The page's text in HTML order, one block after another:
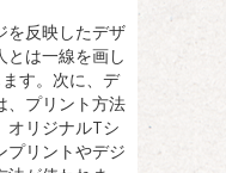
を反映したデザ
とは一線を画し
す。次に、デ
、プリント方法
オリジナルTシ
プリントやデジ